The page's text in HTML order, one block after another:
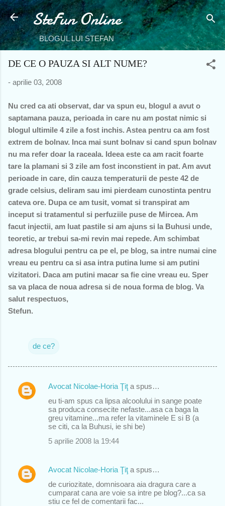
Treceți la conținutul principal
SteFun Online
BLOGUL LUI STEFAN
DE CE O PAUZA SI ALT NUME?
- aprilie 03, 2008
Nu cred ca ati observat, dar va spun eu, blogul a avut o
saptamana pauza, perioada in care nu am postat nimic si
blogul ultimile 4 zile a fost inchis. Astea pentru ca am fost
extrem de bolnav. Inca mai sunt bolnav si cand spun bolnav
nu ma refer doar la raceala. Ideea este ca am racit foarte
tare la plamani si 3 zile am fost inconstient in pat. Am avut
perioade in care, din cauza temperaturii de peste 42 de
grade celsius, deliram sau imi pierdeam cunostinta pentru
cateva ore. Dupa ce am tusit, vomat si transpirat am
inceput si tratamentul si perfuziile puse de Mircea. Am
facut injectii, am luat pastile si am ajuns si la Buhusi unde,
teoretic, ar trebui sa-mi revin mai repede. Am schimbat
adresa blogului pentru ca pe el, pe blog, sa intre numai cine
vreau eu pentru ca si asa intra putina lume si am putini
vizitatori. Daca am putini macar sa fie cine vreau eu. Sper
sa va placa de noua adresa si de noua forma de blog. Va
salut respectuos,
Stefun.
de ce?
C
a
Avocat Nicolae-Horia Ţiţ a spus…
eu ti-am spus ca lipsa alcoolului in sange poate
sa produca consecite nefaste...asa ca baga la
greu vitamine...ma refer la vitaminele E si B (a
se citi, ca la Buhusi, ie shi be)
5 aprilie 2008 la 19:44
Avocat Nicolae-Horia Ţiţ a spus…
de curiozitate, domnisoara aia dragura care a
cumparat cana are voie sa intre pe blog?...ca sa
stiu ce fel de comentarii fac...